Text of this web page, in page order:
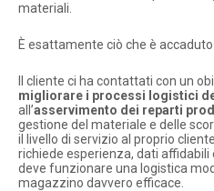
materiali.
È esattamente ciò che è
Il cliente ci ha contattati con un
migliorare i processi logistici
all’asservimento dei reparti
gestione del materiale e delle
il livello di servizio al proprio
richiede esperienza, dati affidabili
deve funzionare una logistica
magazzino davvero efficace.